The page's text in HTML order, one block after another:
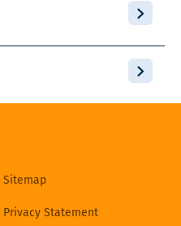
Sitemap
Privacy Statement